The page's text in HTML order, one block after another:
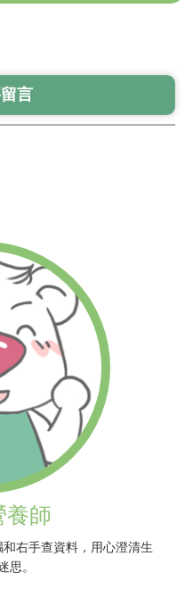
養師
右手查資料，用心澄清生
思。